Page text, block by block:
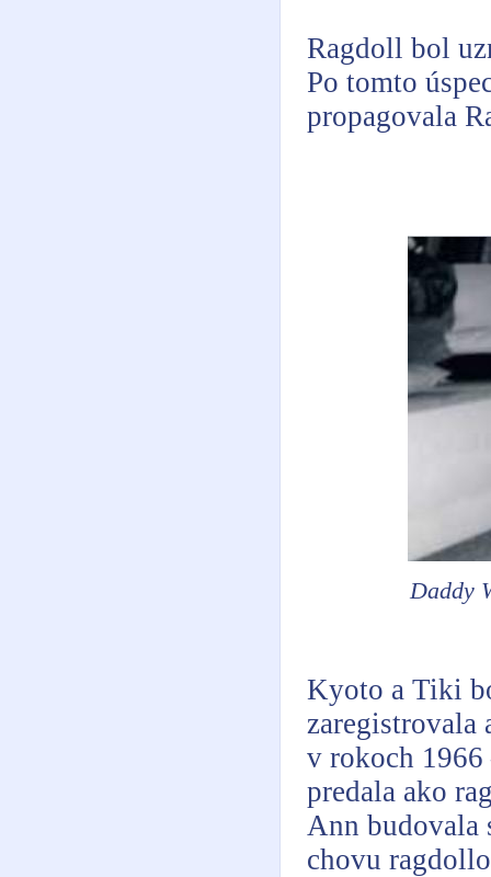
Ragdoll bol
Po tomto
propagovala
Daddy
Kyoto a Tiki
zaregistrovala
v rokoch 1966
predala ako
Ann budovala
chovu